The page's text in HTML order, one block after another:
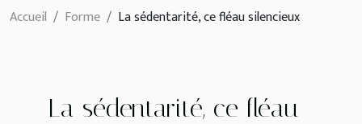
Accueil Forme La sédentarité, ce fléau silencieux
La sédentarité, ce fléau